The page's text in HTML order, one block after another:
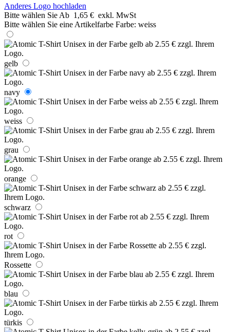
Anderes Logo hochladen
Bitte wählen Sie Ab 1,65 € exkl. MwSt
Bitte wählen Sie eine Artikelfarbe Farbe: weiss
gelb
navy
weiss
grau
orange
schwarz
rot
Rossette
blau
türkis